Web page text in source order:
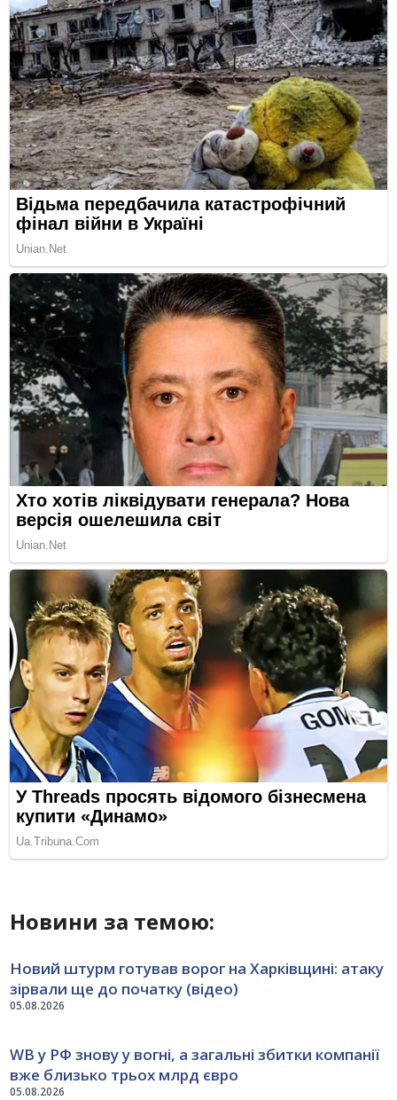
Новини за темою:
05.08.2026
Новий штурм готував ворог на Харківщині: атаку
зірвали ще до початку (відео)
05.08.2026
WB у РФ знову у вогні, а загальні збитки компанії
вже близько трьох млрд євро